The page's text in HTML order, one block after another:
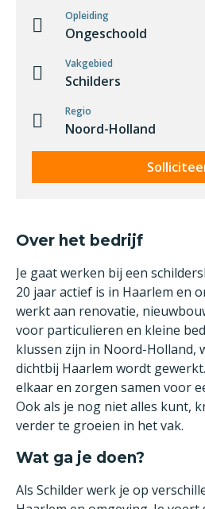
Opleiding
Ongeschoold
Vakgebied
Schilders
Regio
Noord-Holland
Over het bedrijf
Je gaat werken bij een
20 jaar actief is in Haarlem en
werkt aan renovatie,
voor particulieren en kleine
klussen zijn in Noord-Holland,
dichtbij Haarlem wordt
elkaar en zorgen samen voor
Ook als je nog niet alles kunt,
verder te groeien in het vak.
Wat ga je doen?
Als Schilder werk je op